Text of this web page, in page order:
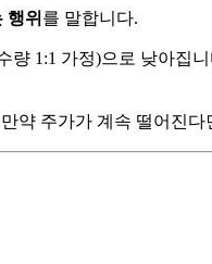
행위 를 말합니다.
1:1 가정)으로 낮아집
약 주가가 계속 떨어진